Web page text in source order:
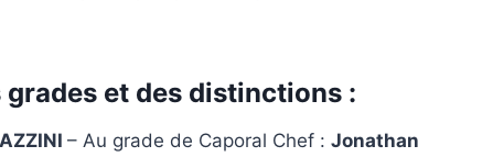
grades et des distinctions :
– Au grade de Caporal Chef : Jonathan